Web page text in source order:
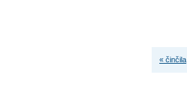
« činčila